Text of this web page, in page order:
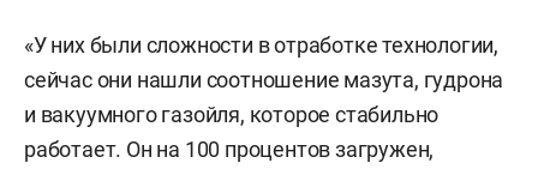
«У них были сложности в отработке технологии,
сейчас они нашли соотношение мазута, гудрона
и вакуумного газойля, которое стабильно
работает. Он на 100 процентов загружен,